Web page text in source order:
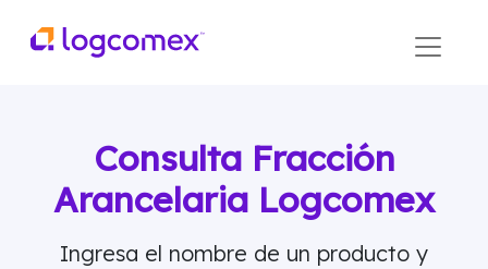
Consulta Fracción
Arancelaria Logcomex
Ingresa el nombre de un producto y